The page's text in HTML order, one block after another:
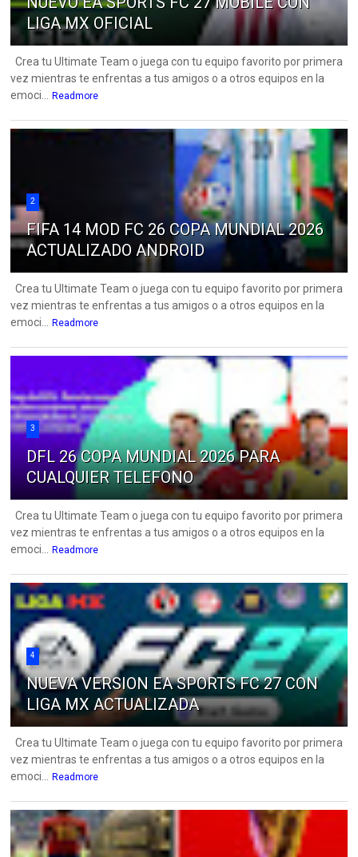
LIGA MX OFICIAL
Crea tu Ultimate Team o juega con tu equipo favorito por primera
vez mientras te enfrentas a tus amigos o a otros equipos en la
emoci... Readmore
2
FIFA 14 MOD FC 26 COPA MUNDIAL 2026
ACTUALIZADO ANDROID
Crea tu Ultimate Team o juega con tu equipo favorito por primera
vez mientras te enfrentas a tus amigos o a otros equipos en la
emoci... Readmore
3
DFL 26 COPA MUNDIAL 2026 PARA
CUALQUIER TELEFONO
Crea tu Ultimate Team o juega con tu equipo favorito por primera
vez mientras te enfrentas a tus amigos o a otros equipos en la
emoci... Readmore
4
NUEVA VERSION EA SPORTS FC 27 CON
LIGA MX ACTUALIZADA
Crea tu Ultimate Team o juega con tu equipo favorito por primera
vez mientras te enfrentas a tus amigos o a otros equipos en la
emoci... Readmore